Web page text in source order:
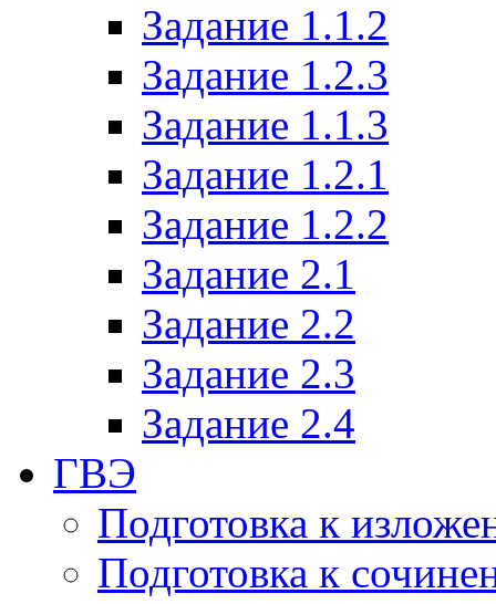
Задание 1.1.2
Задание 1.2.3
Задание 1.1.3
Задание 1.2.1
Задание 1.2.2
Задание 2.1
Задание 2.2
Задание 2.3
Задание 2.4
ГВЭ
Подготовка к
Подготовка к